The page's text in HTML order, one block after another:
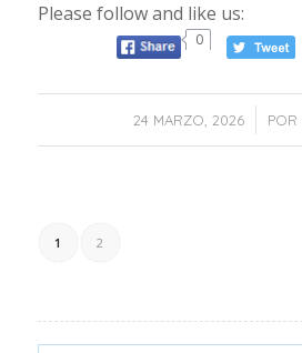
Please follow and like us:
0
24 MARZO, 2026
/ POR
1 2